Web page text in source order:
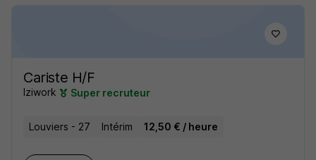
Cariste H/F
Iziwork Super recruteur
Louviers - 27 Intérim 12,50 € / heure